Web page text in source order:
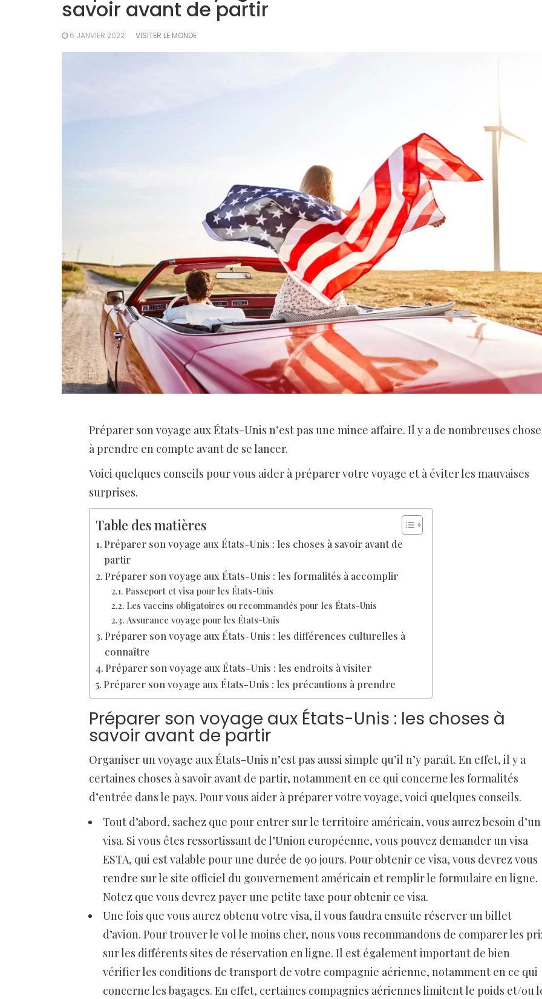
savoir avant de partir
6 JANVIER 2022 VISITER LE MONDE
Préparer son voyage aux États-Unis n’est pas une mince affaire. Il y a de nombreuses
à prendre en compte avant de se lancer.
Voici quelques conseils pour vous aider à préparer votre voyage et à éviter les mauvaises
surprises.
Table des matières
Préparer son voyage aux États-Unis : les choses à savoir avant de
partir
Préparer son voyage aux États-Unis : les formalités à accomplir
Passeport et visa pour les États-Unis
Les vaccins obligatoires ou recommandés pour les États-Unis
Assurance voyage pour les États-Unis
Préparer son voyage aux États-Unis : les différences culturelles à
connaître
Préparer son voyage aux États-Unis : les endroits à visiter
Préparer son voyage aux États-Unis : les précautions à prendre
Préparer son voyage aux États-Unis : les choses à
savoir avant de partir
Organiser un voyage aux États-Unis n’est pas aussi simple qu’il n’y paraît. En effet, il y a
certaines choses à savoir avant de partir, notamment en ce qui concerne les formalités
d’entrée dans le pays. Pour vous aider à préparer votre voyage, voici quelques conseils.
Tout d’abord, sachez que pour entrer sur le territoire américain, vous aurez besoin d’un
visa. Si vous êtes ressortissant de l’Union européenne, vous pouvez demander un visa
ESTA, qui est valable pour une durée de 90 jours. Pour obtenir ce visa, vous devrez vous
rendre sur le site officiel du gouvernement américain et remplir le formulaire en ligne.
Notez que vous devrez payer une petite taxe pour obtenir ce visa.
Une fois que vous aurez obtenu votre visa, il vous faudra ensuite réserver un billet
d’avion. Pour trouver le vol le moins cher, nous vous recommandons de comparer les
sur les différents sites de réservation en ligne. Il est également important de bien
vérifier les conditions de transport de votre compagnie aérienne, notamment en ce qui
concerne les bagages. En effet, certaines compagnies aériennes limitent le poids et/ou